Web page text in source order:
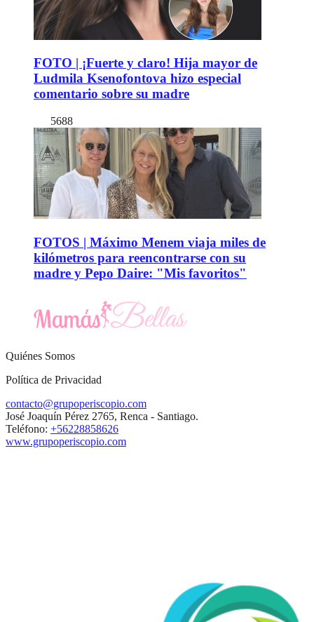
FOTO | ¡Fuerte y claro! Hija mayor de
Ludmila Ksenofontova hizo especial
comentario sobre su madre
5688
FOTOS | Máximo Menem viaja miles de
kilómetros para reencontrarse con su
madre y Pepo Daire: "Mis favoritos"
Quiénes Somos
Política de Privacidad
contacto@grupoperiscopio.com
José Joaquín Pérez 2765, Renca - Santiago.
Teléfono: +56228858626
www.grupoperiscopio.com